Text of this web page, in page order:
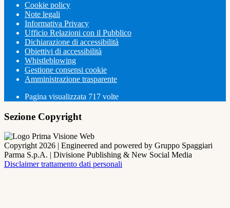
Cookie policy
Note legali
Informativa Privacy
Ufficio Relazioni con il Pubblico
Dichiarazione di accessibilità
Obiettivi di accessibilità
Whistleblowing
Gestione consensi cookie
Amministrazione trasparente
Pagina visualizzata 717 volte
Sezione Copyright
Copyright 2026 | Engineered and powered by Gruppo Spaggiari
Parma S.p.A. | Divisione Publishing & New Social Media
Disclaimer trattamento dati personali